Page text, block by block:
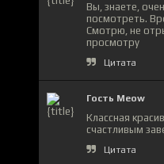
Вы, знаете,
посмотреть.
Смотрю, не
просмотру
Цитата
Гость Meow
Классная
счастливым
Цитата